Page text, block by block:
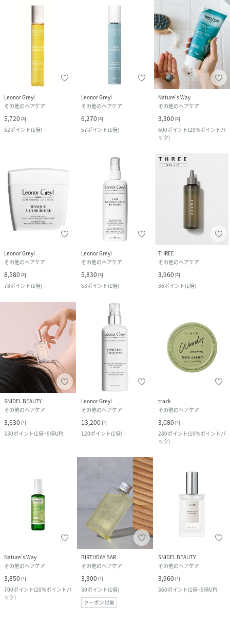
Leonor Greyl
その他のヘアケア
5,720 円
52ポイント(1倍)
Leonor Greyl
その他のヘアケア
6,270 円
57ポイント(1倍)
Nature's Way
その他のヘアケア
3,300 円
600ポイント(20%ポイントバ
ック)
Leonor Greyl
その他のヘアケア
8,580 円
78ポイント(1倍)
Leonor Greyl
その他のヘアケア
5,830 円
53ポイント(1倍)
THREE
その他のヘアケア
3,960 円
36ポイント(1倍)
SNIDEL BEAUTY
その他のヘアケア
3,630 円
330ポイント(1倍+9倍UP)
Leonor Greyl
その他のヘアケア
13,200 円
120ポイント(1倍)
track
その他のヘアケア
3,080 円
280ポイント(10%ポイントバ
ック)
Nature's Way
その他のヘアケア
3,850 円
700ポイント(20%ポイントバ
ック)
BIRTHDAY BAR
その他のヘアケア
3,300 円
30ポイント(1倍)
クーポン対象
SNIDEL BEAUTY
その他のヘアケア
3,960 円
360ポイント(1倍+9倍UP)